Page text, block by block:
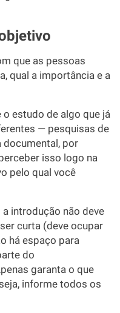
que as pessoas
qual a importância e a
o estudo de algo que já
— pesquisas de
documental, por
isso logo na
pelo qual você
introdução não deve
curta (deve ocupar
há espaço para
do
garanta o que
informe todos os